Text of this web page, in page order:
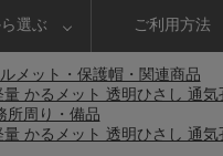
選ぶ ご利用方法
メット・保護帽・関連商品
かるメット 透明ひさし 通
所周り・備品
かるメット 透明ひさし 通